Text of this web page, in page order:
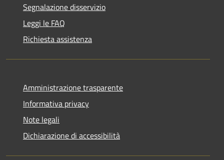
Segnalazione disservizio
Leggi le FAQ
Richiesta assistenza
Amministrazione trasparente
Informativa privacy
Note legali
Dichiarazione di accessibilità